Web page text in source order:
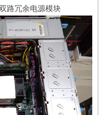
路冗余电源模块